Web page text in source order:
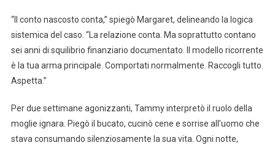
“Il conto nascosto conta,” spiegò Margaret, delineando la logica
sistemica del caso. “La relazione conta. Ma soprattutto contano
sei anni di squilibrio finanziario documentato. Il modello ricorrente
è la tua arma principale. Comportati normalmente. Raccogli tutto.
Aspetta.”
Per due settimane agonizzanti, Tammy interpretò il ruolo della
moglie ignara. Piegò il bucato, cucinò cene e sorrise all’uomo che
stava consumando silenziosamente la sua vita. Ogni notte,